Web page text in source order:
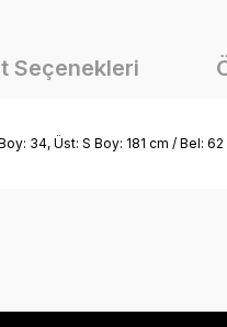
Seçenekleri
34, Üst: S Boy: 181 cm / Bel: